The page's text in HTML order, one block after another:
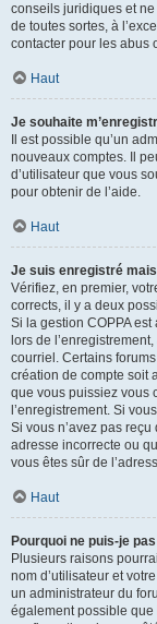
conseils juridiques et
de toutes sortes, à
contacter pour les abus
Haut
Je souhaite
Il est possible qu’un
nouveaux comptes. Il
d’utilisateur que vous
pour obtenir de l’aide.
Haut
Je suis enregistré
Vérifiez, en premier,
corrects, il y a deux
Si la gestion COPPA
lors de
courriel. Certains
création de compte soit
que vous puissiez vous
l’enregistrement. Si
Si vous n’avez pas
adresse incorrecte ou
vous êtes sûr de
Haut
Pourquoi ne puis-je
Plusieurs raisons
nom d’utilisateur et
un administrateur du
également possible